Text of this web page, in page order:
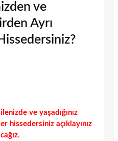
ve
Ayrı
ve yaşadığınız
hissedersiniz açıklayınız